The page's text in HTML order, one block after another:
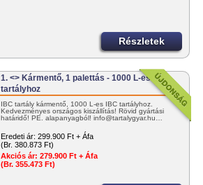
Részletek
1. <> Kármentő, 1 palettás - 1000 L-es IBC
tartályhoz
IBC tartály kármentő, 1000 L-es IBC tartályhoz.
Kedvezményes országos kiszállítás! Rövid gyártási
határidő! PE. alapanyagból! info@tartalygyar.hu…
Eredeti ár: 299.900 Ft + Áfa
(Br. 380.873 Ft)
Akciós ár: 279.900 Ft + Áfa
(Br. 355.473 Ft)